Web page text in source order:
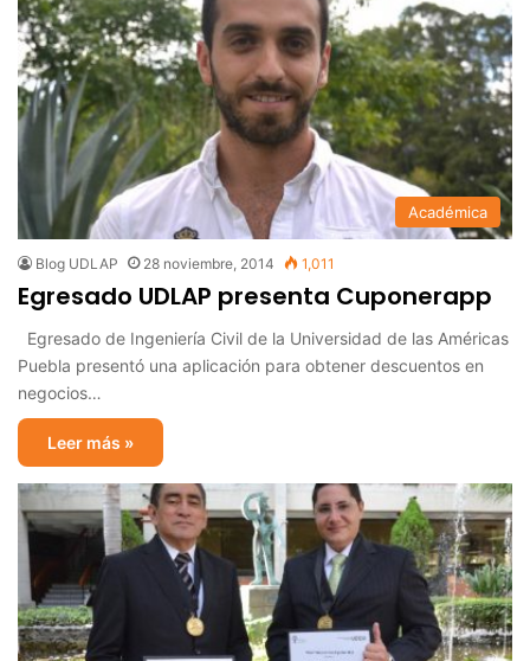
Académica
Blog UDLAP 28 noviembre, 2014 1,011
Egresado UDLAP presenta Cuponerapp
Egresado de Ingeniería Civil de la Universidad de las Américas
Puebla presentó una aplicación para obtener descuentos en
negocios…
Leer más »